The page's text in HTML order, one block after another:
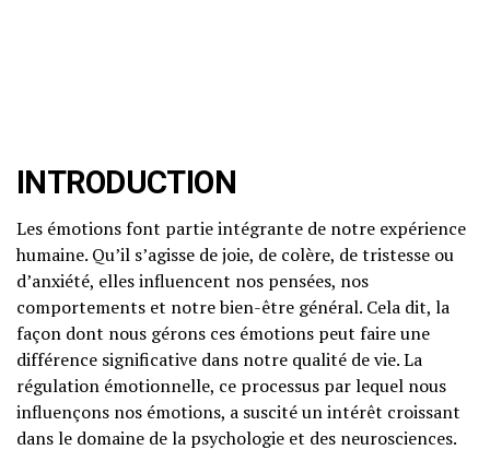
INTRODUCTION
Les émotions font partie intégrante de notre expérience
humaine. Qu’il s’agisse de joie, de colère, de tristesse ou
d’anxiété, elles influencent nos pensées, nos
comportements et notre bien-être général. Cela dit, la
façon dont nous gérons ces émotions peut faire une
différence significative dans notre qualité de vie. La
régulation émotionnelle, ce processus par lequel nous
influençons nos émotions, a suscité un intérêt croissant
dans le domaine de la psychologie et des neurosciences.